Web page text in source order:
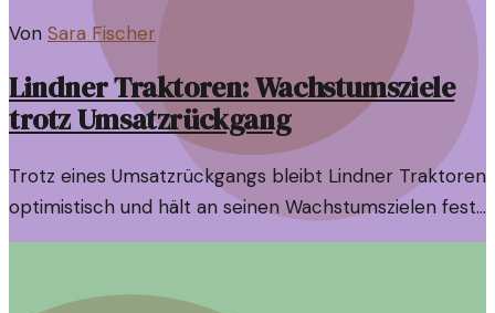
Von Sara Fischer
Lindner Traktoren: Wachstumsziele
trotz Umsatzrückgang
Trotz eines Umsatzrückgangs bleibt Lindner Traktoren
optimistisch und hält an seinen Wachstumszielen fest.
Der Artikel beleuchtet die Hintergründe dieser
Branche.